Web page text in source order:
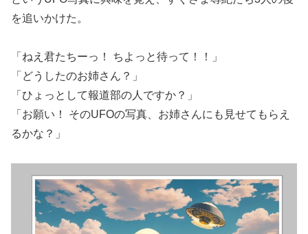
を追いかけた。
「ねえ君たちーっ！ ちよっと待って！！」
「どうしたのお姉さん？」
「ひょっとして報道部の人ですか？」
「お願い！ そのUFOの写真、お姉さんにも見せてもらえ
るかな？」